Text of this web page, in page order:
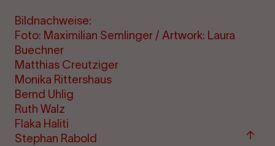
Bildnachweise:
Foto: Maximilian Semlinger / Artwork: Laura
Buechner
Matthias Creutziger
Monika Rittershaus
Bernd Uhlig
Ruth Walz
Flaka Haliti
Stephan Rabold
Zum